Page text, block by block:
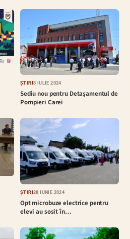
ȘTIRI8 IULIE 2024
Sediu nou pentru Detașamentul de
Pompieri Carei
ȘTIRI28 IUNIE 2024
Opt microbuze electrice pentru
elevi au sosit în…